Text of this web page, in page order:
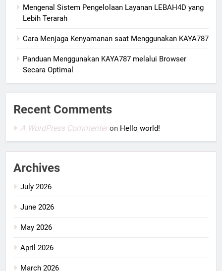
Mengenal Sistem Pengelolaan Layanan LEBAH4D yang
Lebih Terarah
Cara Menjaga Kenyamanan saat Menggunakan KAYA787
Panduan Menggunakan KAYA787 melalui Browser
Secara Optimal
Recent Comments
A WordPress Commenteron Hello world!
Archives
July 2026
June 2026
May 2026
April 2026
March 2026